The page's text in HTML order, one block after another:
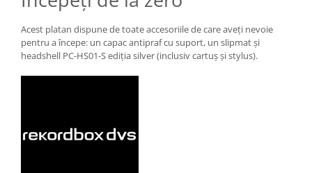
Acest platan dispune de toate accesoriile de care aveți nevoie
pentru a începe: un capac antipraf cu suport, un slipmat și
headshell PC-HS01-S ediția silver (inclusiv cartuș și stylus).